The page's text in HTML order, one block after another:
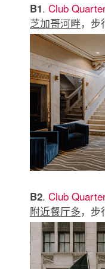
B1. Club
芝加哥河畔，
B2. Club
附近餐厅多，